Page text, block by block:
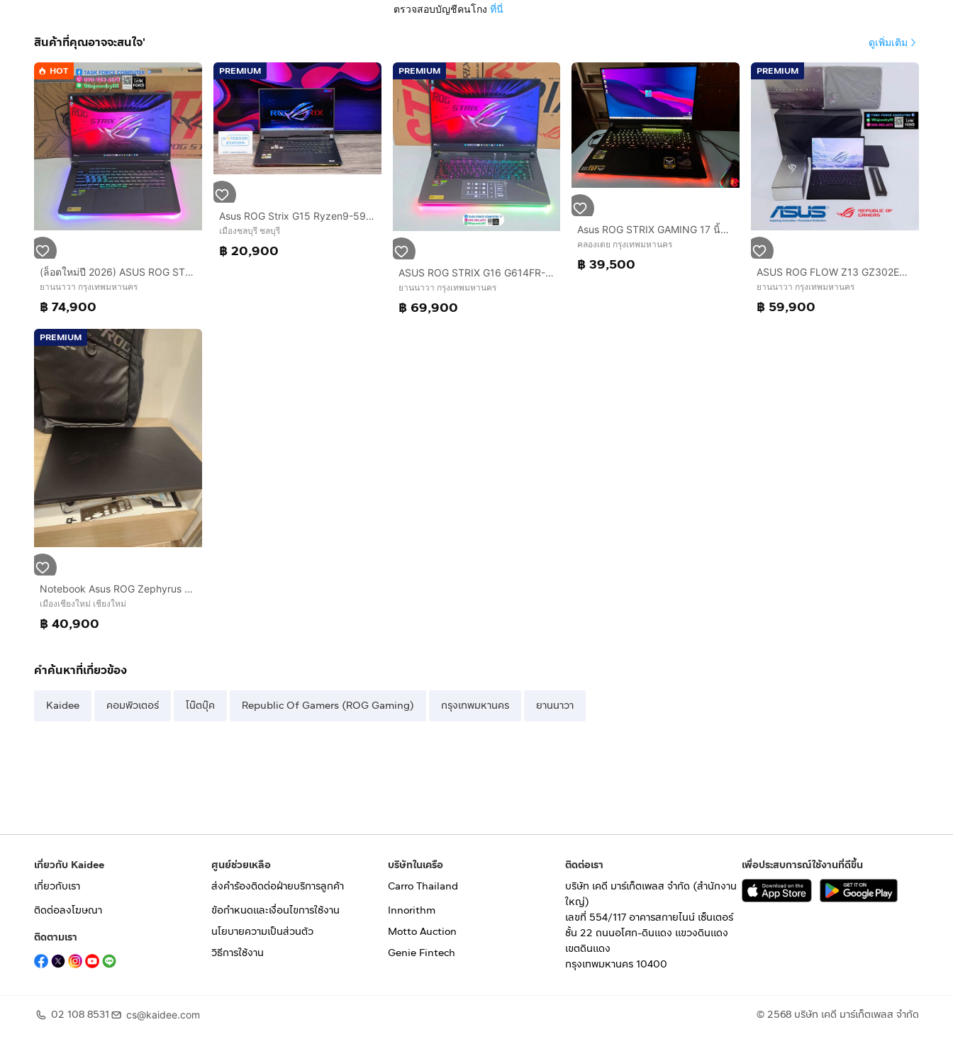
ตรวจสอบบัญชีคนโกง ที่นี่
สินค้าที่คุณอาจจะสนใจ' ดูเพิ่มเติม
HOT
(ล็อตใหม่ปี 2026) ASUS ROG STRIX G16 G615LR-S5160W - VOLT GREEN
ยานนาวา กรุงเทพมหานคร
฿ 74,900
PREMIUM
Asus ROG Strix G15 Ryzen9-5900HX Ram16 RTX3050Ti(4GB) SSD512 จอ15.6 FHD 144Hz เกมมิ่งสเปคสูง มีไฟRGBแบบจัดเต็ม เครื่องสวยพร้อมใช้งาน ขายเพีย
เมืองชลบุรี ชลบุรี
฿ 20,900
PREMIUM
ASUS ROG STRIX G16 G614FR-S5100W - VOLT GREEN
ยานนาวา กรุงเทพมหานคร
฿ 69,900
Asus ROG STRIX GAMING 17 นิ้ว Ryzen9 สภาพใหม่
คลองเตย กรุงเทพมหานคร
฿ 39,500
PREMIUM
ASUS ROG FLOW Z13 GZ302EA-RU087WA OFF BLACK 2025
ยานนาวา กรุงเทพมหานคร
฿ 59,900
PREMIUM
Notebook Asus ROG Zephyrus S17 GX703HS-KF018T จอ 17.3 i9-11 RTX3080 แรงเท่าๆ5060 Ram 48GB HD 2.5TB สอบถามได้คัฟ
เมืองเชียงใหม่ เชียงใหม่
฿ 40,900
คำค้นหาที่เกี่ยวข้อง
Kaidee คอมพิวเตอร์ โน๊ตบุ๊ค Republic Of Gamers (ROG Gaming) กรุงเทพมหานคร ยานนาวา
เกี่ยวกับ Kaidee
เกี่ยวกับเรา
ติดต่อลงโฆษณา
ติดตามเรา
ศูนย์ช่วยเหลือ
ส่งคำร้องติดต่อฝ่ายบริการลูกค้า
ข้อกำหนดและเงื่อนไขการใช้งาน
นโยบายความเป็นส่วนตัว
วิธีการใช้งาน
บริษัทในเครือ
Carro Thailand
Innorithm
Motto Auction
Genie Fintech
ติดต่อเรา
บริษัท เคดี มาร์เก็ตเพลส จำกัด (สำนักงาน
ใหญ่)
เลขที่ 554/117 อาคารสกายไนน์ เซ็นเตอร์
ชั้น 22 ถนนอโศก-ดินแดง แขวงดินแดง
เขตดินแดง
กรุงเทพมหานคร 10400
เพื่อประสบการณ์ใช้งานที่ดีขึ้น
02 108 8531 cs@kaidee.com © 2568 บริษัท เคดี มาร์เก็ตเพลส จำกัด